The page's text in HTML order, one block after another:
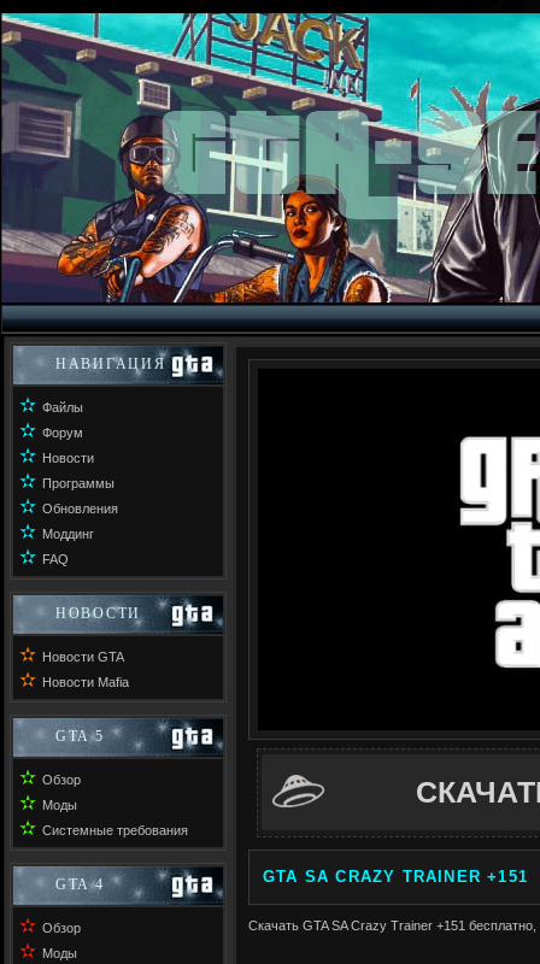
НАВИГАЦИЯ
✫ Файлы
✫ Форум
✫ Новости
✫ Программы
✫ Обновления
✫ Моддинг
✫ FAQ
НОВОСТИ
✫ Новости GTA
✫ Новости Mafia
GTA 5
✫ Обзор
✫ Моды
✫ Системные требования
GTA 4
✫ Обзор
✫ Моды
GTA SA CRAZY TRAINER +151
Скачать GTA SA Crazy Trainer +151 бесплатно,